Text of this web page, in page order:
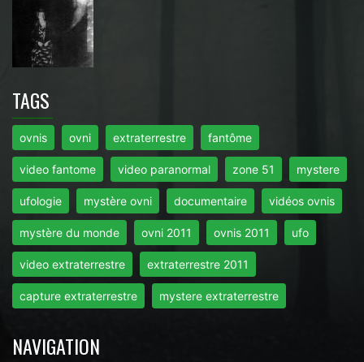
TAGS
ovnis ovni extraterrestre fantôme
video fantome video paranormal zone 51 mystere
ufologie mystère ovni documentaire vidéos ovnis
mystère du monde ovni 2011 ovnis 2011 ufo
video extraterrestre extraterrestre 2011
capture extraterrestre mystere extraterrestre
NAVIGATION